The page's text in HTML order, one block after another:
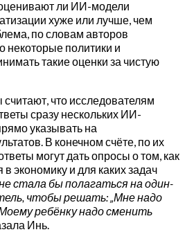
ли ИИ-модели
хуже или лучше, чем
по словам авторов
некоторые политики и
такие оценки за чистую
что исследователям
сразу нескольких ИИ-
указывать на
В конечном счёте, по их
могут дать опросы о том, как
экономику и для каких задач
стала бы полагаться на один-
чтобы решать: „Мне надо
ребёнку надо сменить
Инь.